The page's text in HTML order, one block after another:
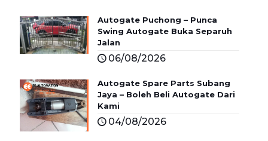
Autogate Puchong – Punca
Swing Autogate Buka Separuh
Jalan
06/08/2026
Autogate Spare Parts Subang
Jaya – Boleh Beli Autogate Dari
Kami
04/08/2026